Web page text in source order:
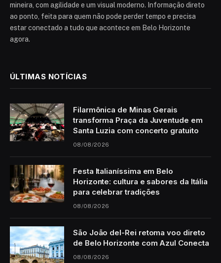
mineira, com agilidade e um visual moderno. Informação direto
ao ponto, feita para quem não pode perder tempo e precisa
estar conectado a tudo que acontece em Belo Horizonte
agora.
ÚLTIMAS NOTÍCIAS
Filarmônica de Minas Gerais
transforma Praça da Juventude em
Santa Luzia com concerto gratuito
08/08/2026
Festa Italianíssima em Belo
Horizonte: cultura e sabores da Itália
para celebrar tradições
08/08/2026
São João del-Rei retoma voo direto
de Belo Horizonte com Azul Conecta
08/08/2026